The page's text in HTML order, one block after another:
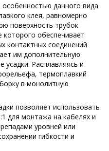
данного вида
клея, равномерно
поверхность трубок
которого обеспечивает
контактных соединений
им дополнительную
усадки. Расплавляясь и
термоплавкий
в монолитную
позволяет использовать
для монтажа на кабелях и
уровней или
гибкости и